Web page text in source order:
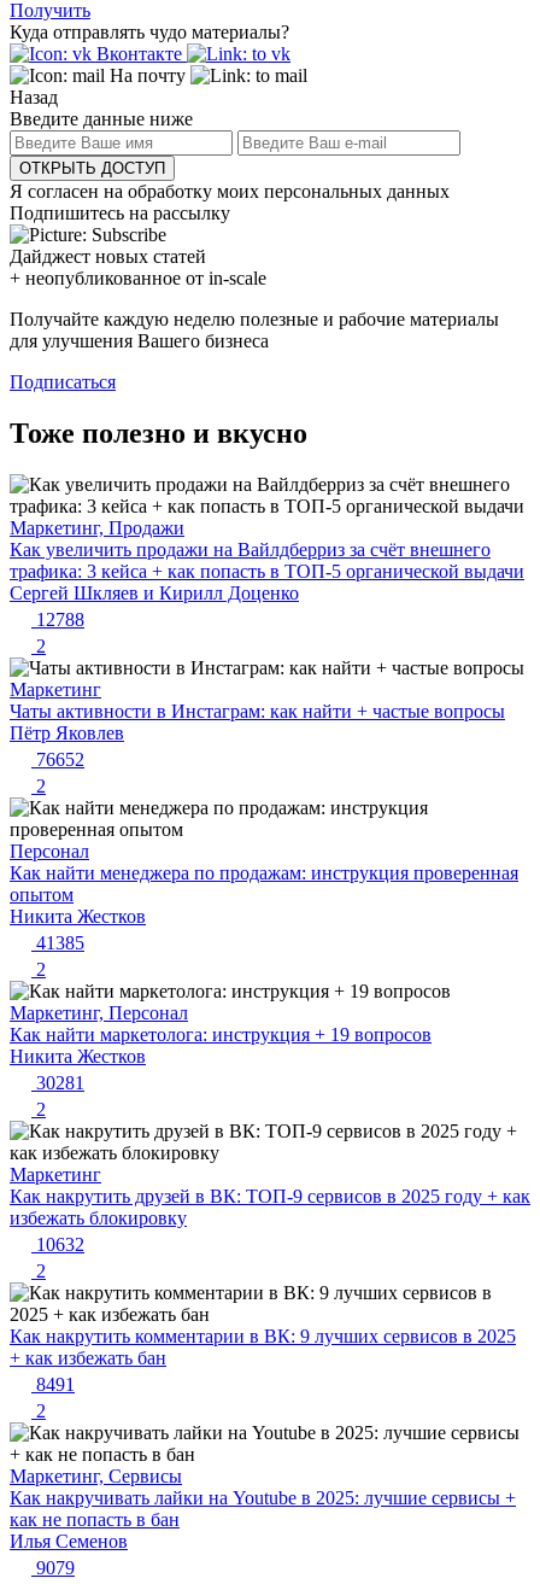
Получить
Куда отправлять чудо материалы?
Вконтакте
На почту
Назад
Введите данные ниже
ОТКРЫТЬ ДОСТУП
Я согласен на обработку моих персональных данных
Подпишитесь на рассылку
Дайджест новых статей
+ неопубликованное от in-scale
Получайте каждую неделю полезные и рабочие материалы
для улучшения Вашего бизнеса
Подписаться
Тоже полезно и вкусно
Маркетинг, Продажи
Как увеличить продажи на Вайлдберриз за счёт внешнего
трафика: 3 кейса + как попасть в ТОП-5 органической выдачи
Сергей Шкляев и Кирилл Доценко
12788
2
Маркетинг
Чаты активности в Инстаграм: как найти + частые вопросы
Пётр Яковлев
76652
2
Персонал
Как найти менеджера по продажам: инструкция проверенная
опытом
Никита Жестков
41385
2
Маркетинг, Персонал
Как найти маркетолога: инструкция + 19 вопросов
Никита Жестков
30281
2
Маркетинг
Как накрутить друзей в ВК: ТОП-9 сервисов в 2025 году + как
избежать блокировку
10632
2
Как накрутить комментарии в ВК: 9 лучших сервисов в 2025
+ как избежать бан
8491
2
Маркетинг, Сервисы
Как накручивать лайки на Youtube в 2025: лучшие сервисы +
как не попасть в бан
Илья Семенов
9079